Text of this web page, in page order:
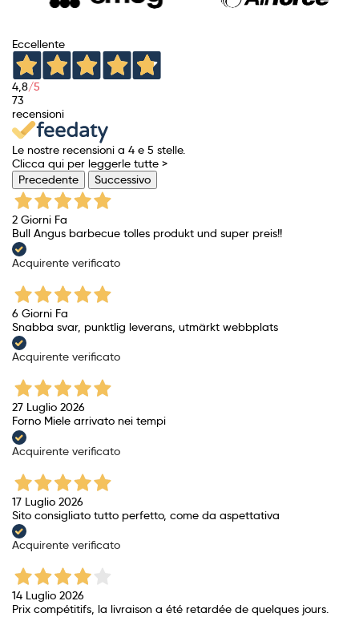
Eccellente
4,8/5
73
recensioni
Le nostre recensioni a 4 e 5 stelle.
Clicca qui per leggerle tutte >
Precedente
Successivo
2 Giorni Fa
Bull Angus barbecue tolles produkt und super preis!!
Acquirente verificato
6 Giorni Fa
Snabba svar, punktlig leverans, utmärkt webbplats
Acquirente verificato
27 Luglio 2026
Forno Miele arrivato nei tempi
Acquirente verificato
17 Luglio 2026
Sito consigliato tutto perfetto, come da aspettativa
Acquirente verificato
14 Luglio 2026
Prix ​​compétitifs, la livraison a été retardée de quelques jours.